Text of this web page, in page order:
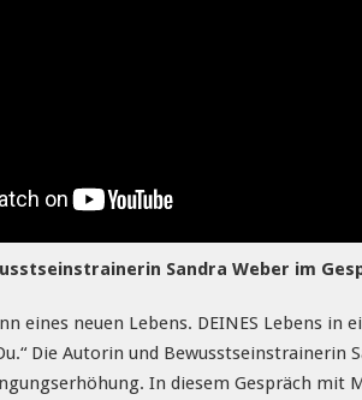
Sandra Weber im
eines neuen Lebens. DEINES Lebens
Die Autorin und
In diesem Gespräch